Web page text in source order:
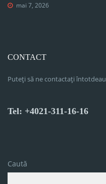
mai 7, 2026
CONTACT
Puteți să ne contactați
Tel: +4021-311-16-16
Caută